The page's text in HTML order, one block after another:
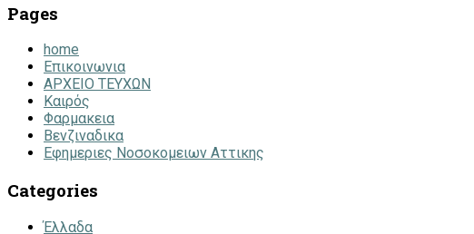
Pages
home
Επικοινωνια
ΑΡΧΕΙΟ ΤΕΥΧΩΝ
Καιρός
Φαρμακεια
Βενζιναδικα
Εφημεριες Νοσοκομειων Αττικης
Categories
Έλλαδα